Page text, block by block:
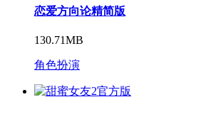
恋爱方向论精简版
130.71MB
角色扮演